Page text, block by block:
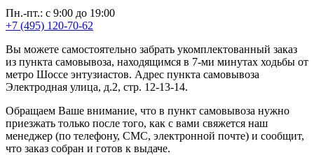
Пн.-пт.: с 9:00 до 19:00
+7 (495) 120-70-62
Вы можете самостоятельно забрать укомплектованный заказ
из пункта самовывоза, находящимся в 7-ми минутах ходьбы от
метро Шоссе энтузиастов. Адрес пункта самовывоза
Электродная улица, д.2, стр. 12-13-14.
Обращаем Ваше внимание, что в пункт самовывоза нужно
приезжать только после того, как с вами свяжется наш
менеджер (по телефону, СМС, электронной почте) и сообщит,
что заказ собран и готов к выдаче.